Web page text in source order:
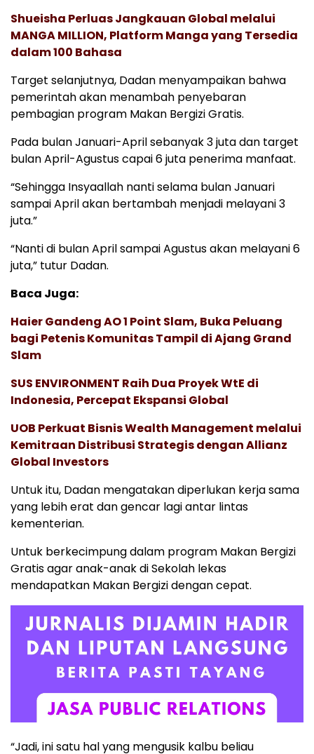
Shueisha Perluas Jangkauan Global melalui
MANGA MILLION, Platform Manga yang Tersedia
dalam 100 Bahasa
Target selanjutnya, Dadan menyampaikan bahwa
pemerintah akan menambah penyebaran
pembagian program Makan Bergizi Gratis.
Pada bulan Januari-April sebanyak 3 juta dan target
bulan April-Agustus capai 6 juta penerima manfaat.
“Sehingga Insyaallah nanti selama bulan Januari
sampai April akan bertambah menjadi melayani 3
juta.”
“Nanti di bulan April sampai Agustus akan melayani 6
juta,” tutur Dadan.
Baca Juga:
Haier Gandeng AO 1 Point Slam, Buka Peluang
bagi Petenis Komunitas Tampil di Ajang Grand
Slam
SUS ENVIRONMENT Raih Dua Proyek WtE di
Indonesia, Percepat Ekspansi Global
UOB Perkuat Bisnis Wealth Management melalui
Kemitraan Distribusi Strategis dengan Allianz
Global Investors
Untuk itu, Dadan mengatakan diperlukan kerja sama
yang lebih erat dan gencar lagi antar lintas
kementerian.
Untuk berkecimpung dalam program Makan Bergizi
Gratis agar anak-anak di Sekolah lekas
mendapatkan Makan Bergizi dengan cepat.
“Jadi, ini satu hal yang mengusik kalbu beliau